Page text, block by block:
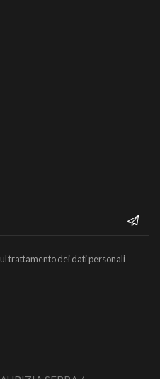
trattamento dei dati personali